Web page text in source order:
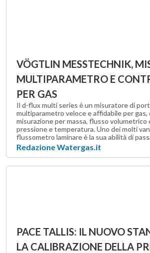
VÖGTLIN MESSTECHNIK,
MULTIPARAMETRO E
PER GAS
Il d-flux multi series è un misuratore di
multiparametro veloce e affidabile per
misurazione per massa, flusso volumetrico
pressione e temperatura. Uno dei molti
flussometro laminare è la sua abilità di
Redazione Watergas.it
PACE TALLIS: IL NUOVO
LA CALIBRAZIONE DELLA